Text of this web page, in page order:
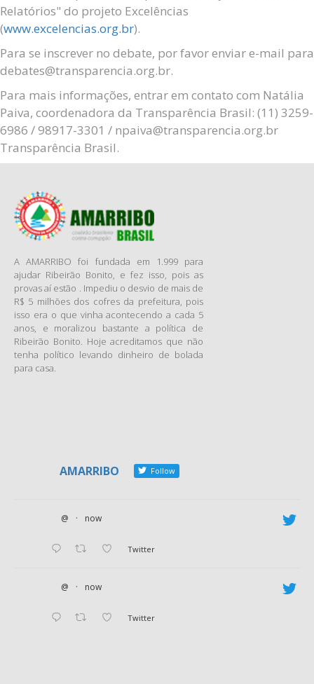
Relatórios" do projeto Excelências
(www.excelencias.org.br).
Para se inscrever no debate, por favor enviar e-mail para
debates@transparencia.org.br.
Para mais informações, entrar em contato com Natália
Paiva, coordenadora da Transparência Brasil: (11) 3259-
6986 / 98917-3301 / npaiva@transparencia.org.br
Transparência Brasil.
A AMARRIBO foi fundada em 1.999 para
ajudar Ribeirão Bonito, e fez isso, pois as
provas aí estão . Impediu o desvio de mais de
R$ 5 milhões dos cofres da prefeitura, pois
isso era o que vinha acontecendo a cada 5
anos, e moralizou bastante a política de
Ribeirão Bonito. Hoje acreditamos que não
tenha político levando dinheiro de bolada
para casa.
AMARRIBO Follow
@ · now
Twitter
@ · now
Twitter